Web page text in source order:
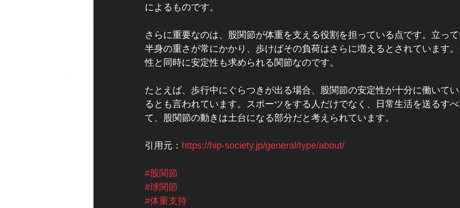
によるものです。
さらに重要なのは、股関節が体重を支える役割を担っている点です。立っ
半身の重さが常にかかり、歩けばその負荷はさらに増えるとされています
性と同時に安定性も求められる関節なのです。
たとえば、歩行中にぐらつきが出る場合、股関節の安定性が十分に働いて
るとも言われています。スポーツをする人だけでなく、日常生活を送るす
て、股関節の動きは土台になる部分だと考えられています。
引用元： https://hip-society.jp/general/type/about/
#股関節
#球関節
#体重支持